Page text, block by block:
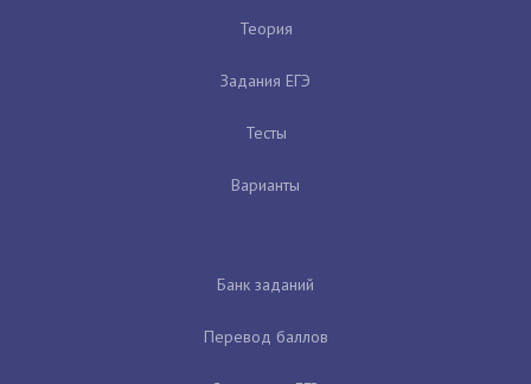
Теория
Задания ЕГЭ
Тесты
Варианты
Банк заданий
Перевод баллов